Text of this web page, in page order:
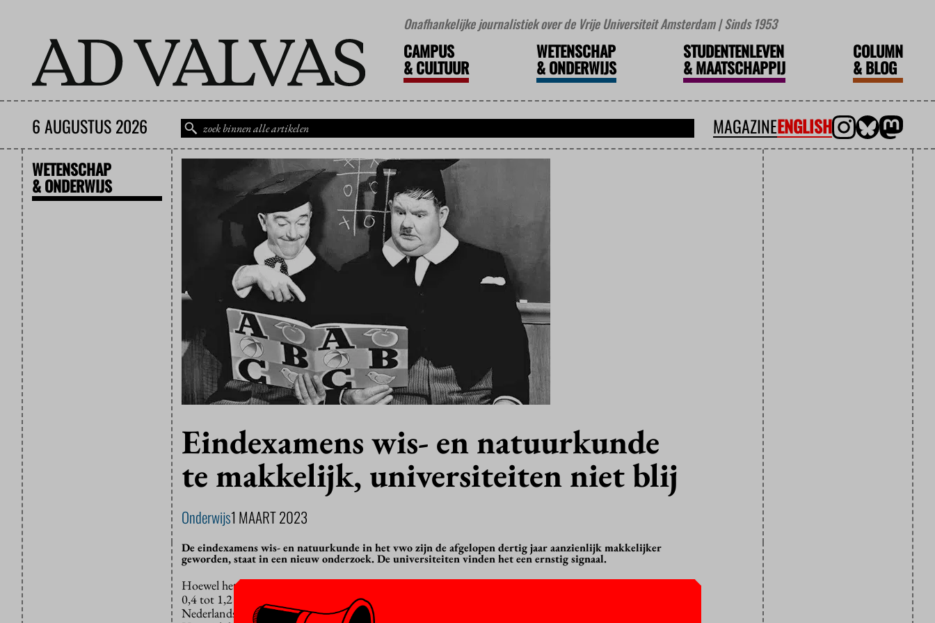
Onafhankelijke journalistiek over de Vrije Universiteit Amsterdam | Sinds 1953
CAMPUS
&CULTUUR
WETENSCHAP
&ONDERWIJS
STUDENTENLEVEN
&MAATSCHAPPIJ
COLUMN
&BLOG
6 AUGUSTUS 2026 MAGAZINEENGLISH
WETENSCHAP
& ONDERWIJS
Eindexamens wis- en natuurkunde
te makkelijk, universiteiten niet blij
Onderwijs1 MAART 2023
De eindexamens wis- en natuurkunde in het vwo zijn de afgelopen dertig jaar aanzienlijk makkelijker
geworden, staat in een nieuw onderzoek. De universiteiten vinden het een ernstig signaal.
Hoewel het gemiddelde cijfer voor de centrale eindexamens wis- en natuurkunde in dertig jaar tijd met
0,4 tot 1,2 punt steeg, werd er bij universiteiten geklaagd over het lagere instroomniveau van
Nederlandse studenten. En ook de internationale PISA-scores van 15-jarigen voor deze vakken daalden.